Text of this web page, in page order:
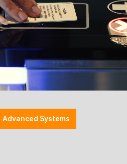
blinken
Advanced Systems